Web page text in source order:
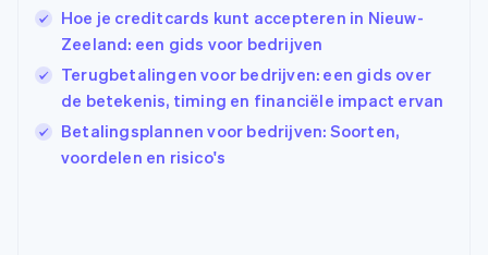
Hoe je creditcards kunt accepteren in Nieuw-
Zeeland: een gids voor bedrijven
Terugbetalingen voor bedrijven: een gids over
de betekenis, timing en financiële impact ervan
Betalingsplannen voor bedrijven: Soorten,
voordelen en risico's
English
India
English
Italië
ItalianoEnglish
日本語English
Kroatië